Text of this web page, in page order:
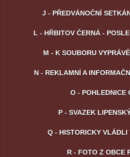
J - PŘEDVÁNOČNÍ
L - HŘBITOV ČERNÁ -
M - K SOUBORU
N - REKLAMNÍ A
O - POHLEDNICE
P - SVAZEK
Q - HISTORICKY VLÁDLI
R - FOTO Z OBCE